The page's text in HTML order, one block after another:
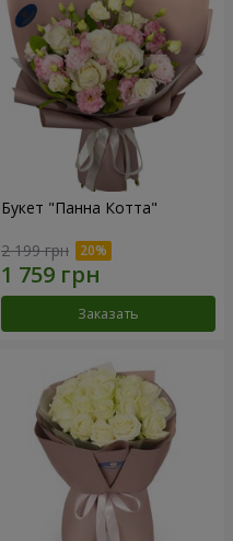
Букет "Панна Котта"
2 199 грн
Заказать